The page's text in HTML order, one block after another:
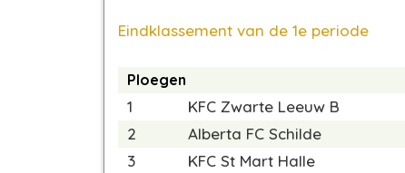
Eindklassement van de 1e periode
Ploegen
1 KFC Zwarte Leeuw B
2
Alberta FC Schilde
3
KFC St Mart Halle